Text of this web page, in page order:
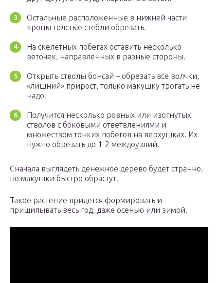
Остальные расположенные в нижней части
кроны толстые стебли обрезать.
На скелетных побегах оставить несколько
веточек, направленных в разные стороны.
Открыть стволы бонсай – обрезать все волчки,
«лишний» прирост, только макушку трогать не
надо.
Получится несколько ровных или изогнутых
стволов с боковыми ответвлениями и
множеством тонких побегов на верхушках. Их
нужно обрезать до 1-2 междоузлий.
Сначала выглядеть денежное дерево будет странно,
но макушки быстро обрастут.
Такое растение придется формировать и
прищипывать весь год, даже осенью или зимой.